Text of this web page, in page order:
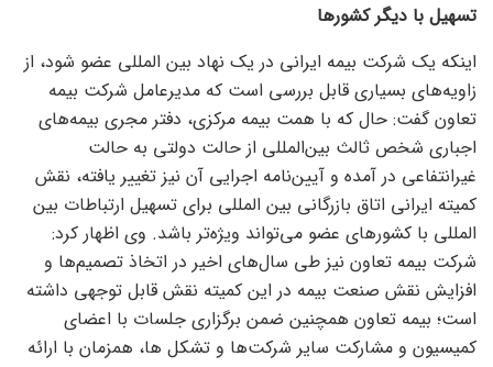
تسهیل با دیگر کشور‌ها
اینکه یک شرکت بیمه ایرانی در یک نهاد بین المللی عضو شود، از
زاویه‌های بسیاری قابل بررسی است که مدیرعامل شرکت بیمه
تعاون گفت: حال که با همت بیمه مرکزی، دفتر مجری بیمه‌های
اجباری شخص ثالث بین‌المللی از حالت دولتی به حالت
غیر‌انتفاعی در آمده و آیین‌نامه اجرایی آن نیز تغییر یافته، نقش
کمیته ایرانی اتاق بازرگانی بین المللی برای تسهیل ارتباطات بین
المللی با کشور‌های عضو می‌تواند ویژه‌تر باشد. وی اظهار کرد:
شرکت بیمه تعاون نیز طی سال‌های اخیر در اتخاذ تصمیم‌ها و
افزایش نقش صنعت بیمه در این کمیته نقش قابل توجهی داشته
است؛ بیمه تعاون همچنین ضمن برگزاری جلسات با اعضای
کمیسیون و مشارکت سایر شرکت‌ها و تشکل ها، همزمان با ارائه